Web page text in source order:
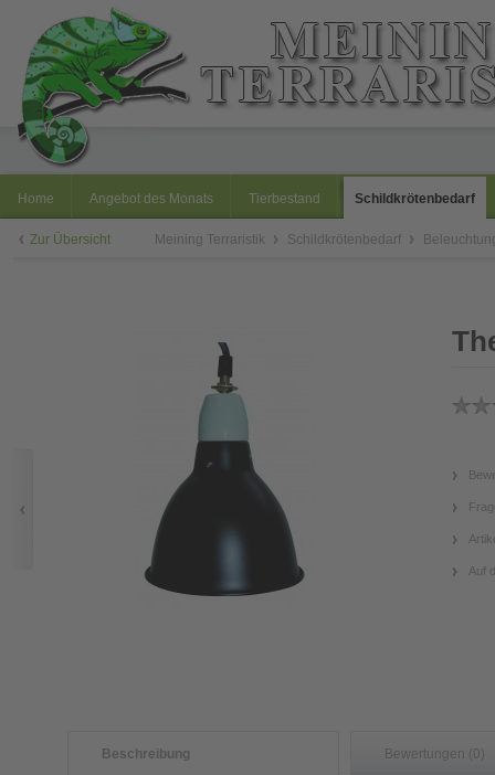
Home Angebot des Monats Tierbestand Schildkrötenbedarf
Zur Übersicht Meining Terraristik Schildkrötenbedarf
Auf
Beschreibung Bewertungen (0)